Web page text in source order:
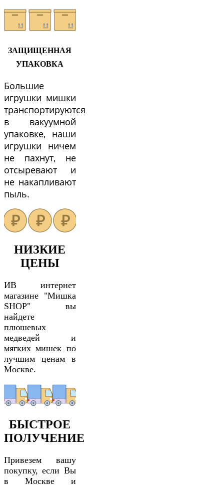
ЗАЩИЩЕННАЯ
УПАКОВКА
Большие
игрушки мишки
транспортируются
в вакуумной
упаковке, наши
игрушки ничем
не пахнут, не
отсыревают и
не накапливают
пыль.
НИЗКИЕ
ЦЕНЫ
ИВ интернет
магазине "Мишка
SHOP" вы
найдете
плюшевых
медведей и
мягких мишек по
лучшим ценам в
Москве.
БЫСТРОЕ
ПОЛУЧЕНИЕ
Привезем вашу
покупку, если Вы
в Москве и